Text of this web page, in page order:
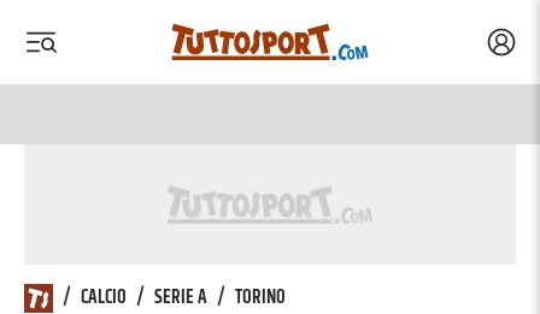
/ CALCIO / SERIE A / TORINO